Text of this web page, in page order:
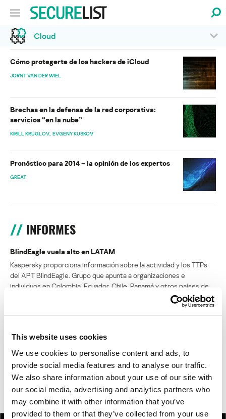
This website uses cookies
We use cookies to personalise content and ads, to
provide social media features and to analyse our traffic.
We also share information about your use of our site with
our social media, advertising and analytics partners who
may combine it with other information that you’ve
provided to them or that they’ve collected from your use
Cloud
Cómo protegerte de los hackers de iCloud
JORNT VAN DER WIEL
Brechas en la defensa de la red corporativa:
servicios “en la nube”
KIRILL KRUGLOV EVGENY KUSKOV
Pronóstico para 2014 – la opinión de los expertos
GREAT
INFORMES
BlindEagle vuela alto en LATAM
Kaspersky proporciona información sobre la actividad y los TTPs
del APT BlindEagle. Grupo que apunta a organizaciones e
individuos en Colombia, Ecuador, Chile, Panamá y otros países de
MosaicRegressor: acechando en las sombras de UEFI
RevengeHotels: cibercrimen dirigido a recepciones de hotel
en todo el mundo